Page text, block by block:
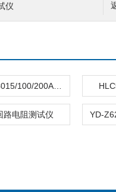
仪
路电阻测试仪